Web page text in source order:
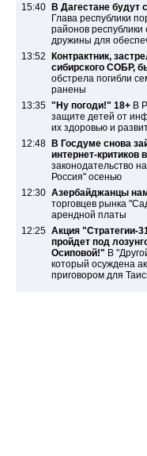
15:40
В Дагестане
Глава республики
районов
дружины для
13:52
Контрактник,
сибирского СОБР,
обстрела погибли
ранены
13:35 "Ну погоди!" 18+ В
защите детей от
их здоровью и
12:48
В Госдуме снова
интернет-критиков
законодательство
Россия" осенью
12:30 Азербайджанцы
торговцев рынка
арендной платы
12:25 Акция "Стратегии-
пройдет под
Осиповой!" В
который осуждена
приговором для